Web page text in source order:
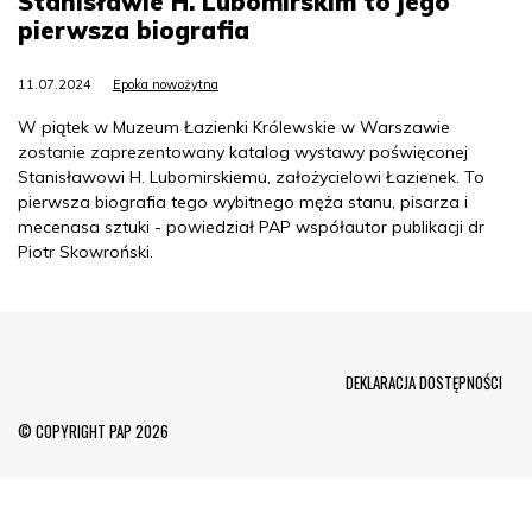
pierwsza biografia
11.07.2024 Epoka nowożytna
W piątek w Muzeum Łazienki Królewskie w Warszawie
zostanie zaprezentowany katalog wystawy poświęconej
Stanisławowi H. Lubomirskiemu, założycielowi Łazienek. To
pierwsza biografia tego wybitnego męża stanu, pisarza i
mecenasa sztuki - powiedział PAP współautor publikacji dr
Piotr Skowroński.
© COPYRIGHT PAP 2026
DEKLARACJA DOSTĘPNOŚCI